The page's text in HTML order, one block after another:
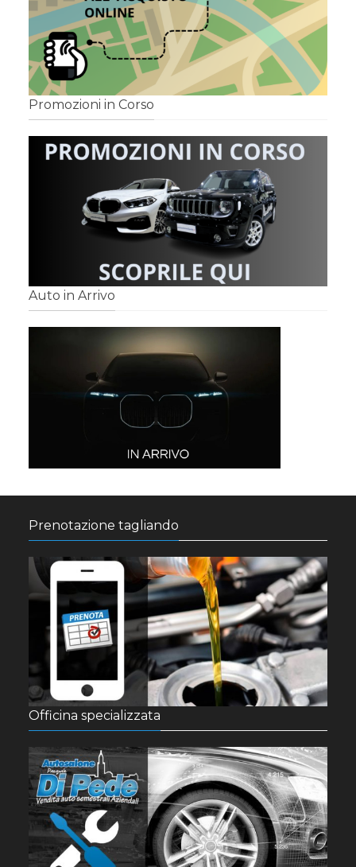
Promozioni in Corso
Auto in Arrivo
Prenotazione tagliando
Officina specializzata